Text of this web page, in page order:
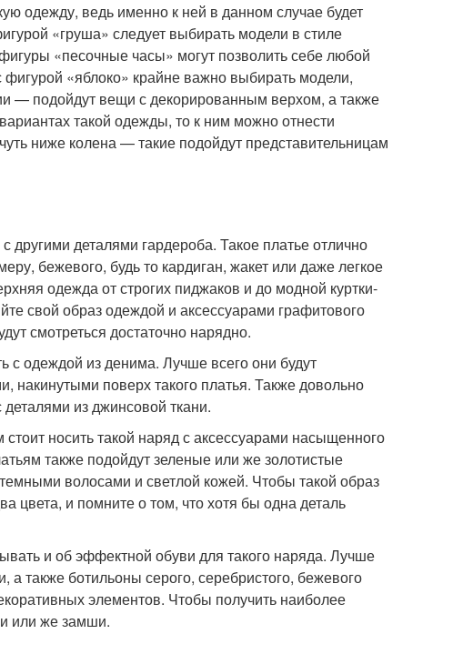
одежду, ведь именно к ней в данном случае будет
«груша» следует выбирать модели в стиле
«песочные часы» могут позволить себе любой
«яблоко» крайне важно выбирать модели,
— подойдут вещи с декорированным верхом, а также
такой одежды, то к ним можно отнести
ниже колена — такие подойдут представительницам
деталями гардероба. Такое платье отлично
бежевого, будь то кардиган, жакет или даже легкое
одежда от строгих пиджаков и до модной куртки-
свой образ одеждой и аксессуарами графитового
смотреться достаточно нарядно.
с одеждой из денима. Лучше всего они будут
накинутыми поверх такого платья. Также довольно
деталями из джинсовой ткани.
носить такой наряд с аксессуарами насыщенного
также подойдут зеленые или же золотистые
волосами и светлой кожей. Чтобы такой образ
цвета, и помните о том, что хотя бы одна деталь
и об эффектной обуви для такого наряда. Лучше
а также ботильоны серого, серебристого, бежевого
элементов. Чтобы получить наиболее
или же замши.